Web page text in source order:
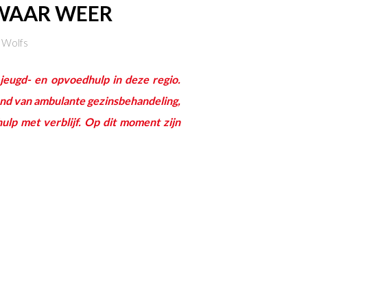
WEER
en opvoedhulp in deze regio.
van ambulante gezinsbehandeling,
met verblijf. Op dit moment zijn